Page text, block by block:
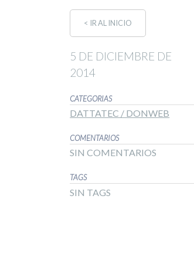
< IR AL INICIO
5 DE DICIEMBRE DE
2014
CATEGORIAS
DATTATEC / DONWEB
COMENTARIOS
SIN COMENTARIOS
TAGS
SIN TAGS